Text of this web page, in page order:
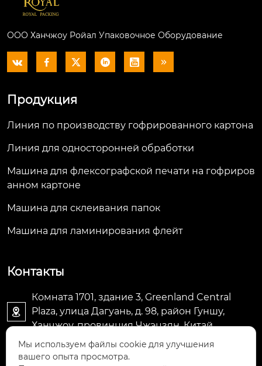
ООО Ханчжоу Ройал Упаковочное Оборудование
     
Продукция
Линия по производству гофрированного картона
Линия для односторонней обработки
Машина для флексографской печати на гофриров
анном картоне
Машина для склеивания папок
Машина для ламинирования флейт
Контакты

Комната 1701, здание 3, Greenland Central
Plaza, улица Дагуань, д. 98, район Гуншу,
Ханчжоу, провинция Чжэцзян, Китай
 machine@royal-packing.com
Мы используем файлы cookie для улучшения
вашего опыта просмотра.